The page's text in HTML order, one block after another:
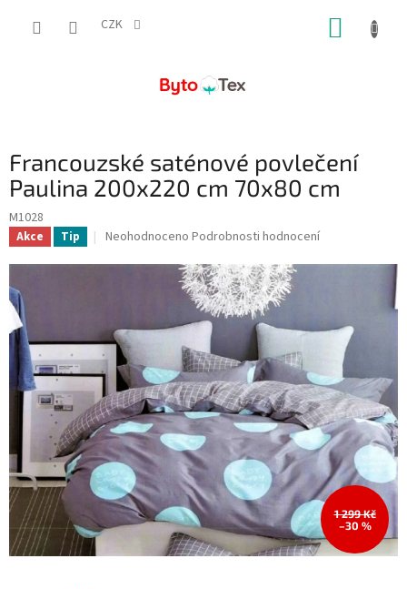
CZK
Francouzské saténové povlečení
Paulina 200x220 cm 70x80 cm
M1028
Akce Tip
Průměrné
produktu
5
hvězdiček.
Neohodnoceno Podrobnosti hodnocení
1 299 Kč
–30 %